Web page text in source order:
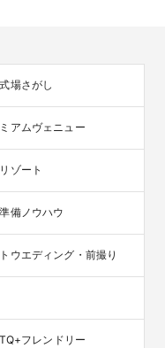
場さがし
アムヴェニュー
ゾート
備ノウハウ
ウエディング・前撮り
フレンドリー